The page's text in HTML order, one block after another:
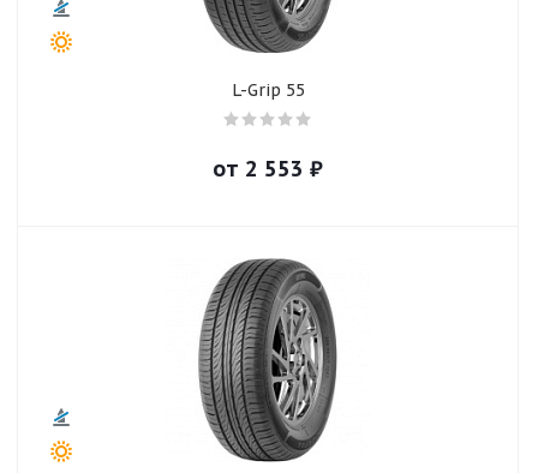
L-Grip 55
от 2 553 ₽